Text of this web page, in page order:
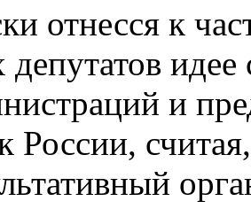
отнесся к
и
России,